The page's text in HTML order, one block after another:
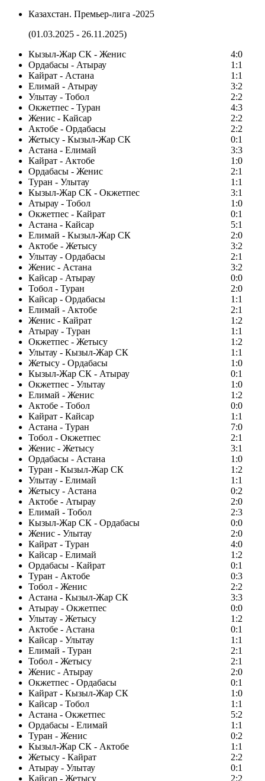
Казахстан. Премьер-лига -2025
(01.03.2025 - 26.11.2025)
Кызыл-Жар СК - Женис
4:0
Ордабасы - Атырау
1:1
Кайрат - Астана
1:1
Елимай - Атырау
3:2
Улытау - Тобол
2:2
Окжетпес - Туран
4:3
Женис - Кайсар
2:2
Актобе - Ордабасы
2:2
Жетысу - Кызыл-Жар СК
0:1
Астана - Елимай
3:3
Кайрат - Актобе
1:0
Ордабасы - Женис
2:1
Туран - Улытау
1:1
Кызыл-Жар СК - Окжетпес
3:1
Атырау - Тобол
1:0
Окжетпес - Кайрат
0:1
Астана - Кайсар
5:1
Елимай - Кызыл-Жар СК
2:0
Актобе - Жетысу
3:2
Улытау - Ордабасы
2:1
Женис - Астана
3:2
Кайсар - Атырау
0:0
Тобол - Туран
2:0
Кайсар - Ордабасы
1:1
Елимай - Актобе
2:1
Женис - Кайрат
1:2
Атырау - Туран
1:1
Окжетпес - Жетысу
1:2
Улытау - Кызыл-Жар СК
1:1
Жетысу - Ордабасы
1:0
Кызыл-Жар СК - Атырау
0:1
Окжетпес - Улытау
1:0
Елимай - Женис
1:2
Актобе - Тобол
0:0
Кайрат - Кайсар
1:1
Астана - Туран
7:0
Тобол - Окжетпес
2:1
Женис - Жетысу
3:1
Ордабасы - Астана
1:0
Туран - Кызыл-Жар СК
1:2
Улытау - Елимай
1:1
Жетысу - Астана
0:2
Актобе - Атырау
2:0
Елимай - Тобол
2:3
Кызыл-Жар СК - Ордабасы
0:0
Женис - Улытау
2:0
Кайрат - Туран
4:0
Кайсар - Елимай
1:2
Ордабасы - Кайрат
0:1
Туран - Актобе
0:3
Тобол - Женис
2:2
Астана - Кызыл-Жар СК
3:3
Атырау - Окжетпес
0:0
Улытау - Жетысу
1:2
Актобе - Астана
0:1
Кайсар - Улытау
1:1
Елимай - Туран
2:1
Тобол - Жетысу
2:1
Женис - Атырау
2:0
Окжетпес - Ордабасы
0:1
Кайрат - Кызыл-Жар СК
1:0
Кайсар - Тобол
1:1
Астана - Окжетпес
5:2
Ордабасы - Елимай
1:1
Туран - Женис
0:2
Кызыл-Жар СК - Актобе
1:1
Жетысу - Кайрат
2:2
Атырау - Улытау
0:1
Кайсар - Жетысу
2:2